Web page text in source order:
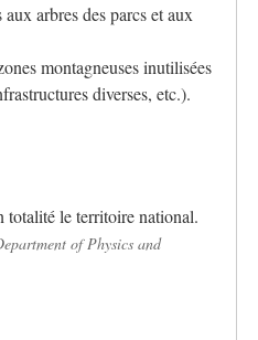
arbres des parcs et aux
montagneuses inutilisées
diverses, etc.).
totalité le territoire national.
of Physics and